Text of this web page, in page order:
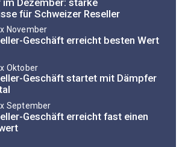
für Schweizer Reseller
November
Geschäft erreicht besten Wert
Oktober
Geschäft startet mit Dämpfer
September
Geschäft erreicht fast einen